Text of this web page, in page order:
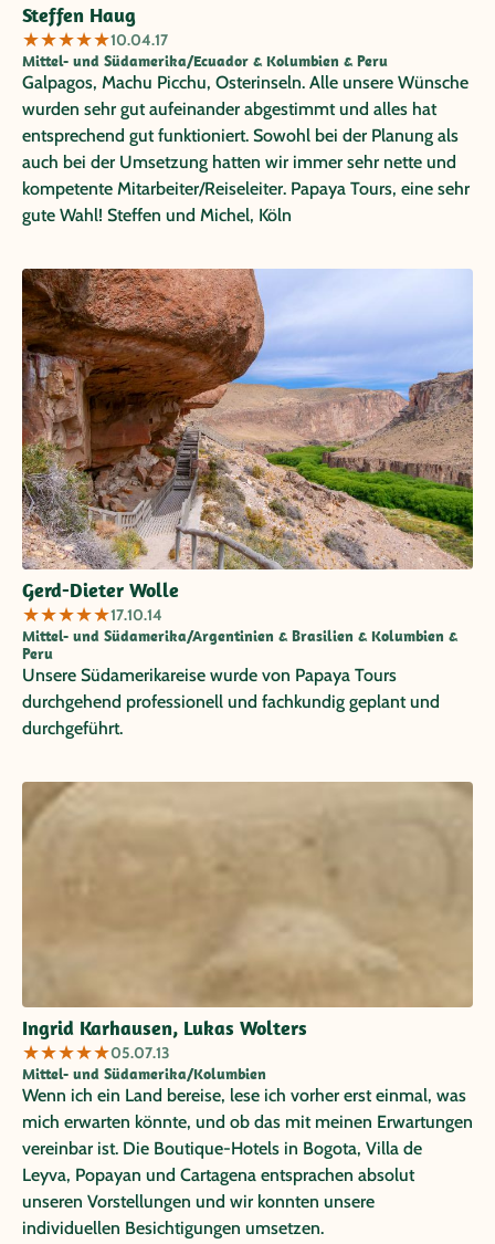
Steffen Haug
★★★★★10.04.17
Mittel- und Südamerika/Ecuador & Kolumbien & Peru
Galpagos, Machu Picchu, Osterinseln. Alle unsere Wünsche
wurden sehr gut aufeinander abgestimmt und alles hat
entsprechend gut funktioniert. Sowohl bei der Planung als
auch bei der Umsetzung hatten wir immer sehr nette und
kompetente Mitarbeiter/Reiseleiter. Papaya Tours, eine sehr
gute Wahl! Steffen und Michel, Köln
Gerd-Dieter Wolle
★★★★★17.10.14
Mittel- und Südamerika/Argentinien & Brasilien & Kolumbien &
Peru
Unsere Südamerikareise wurde von Papaya Tours
durchgehend professionell und fachkundig geplant und
durchgeführt.
Ingrid Karhausen, Lukas Wolters
★★★★★05.07.13
Mittel- und Südamerika/Kolumbien
Wenn ich ein Land bereise, lese ich vorher erst einmal, was
mich erwarten könnte, und ob das mit meinen Erwartungen
vereinbar ist. Die Boutique-Hotels in Bogota, Villa de
Leyva, Popayan und Cartagena entsprachen absolut
unseren Vorstellungen und wir konnten unsere
individuellen Besichtigungen umsetzen.